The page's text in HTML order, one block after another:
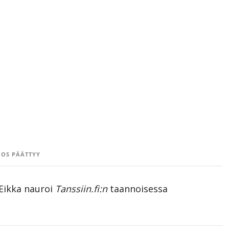
PÄÄTTYY
nauroi Tanssiin.fi:n taannoisessa